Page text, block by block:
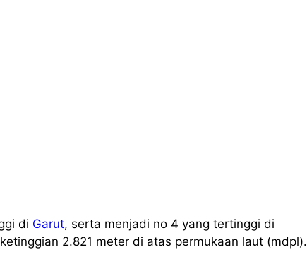
di Garut, serta menjadi no 4 yang tertinggi di
2.821 meter di atas permukaan laut (mdpl).